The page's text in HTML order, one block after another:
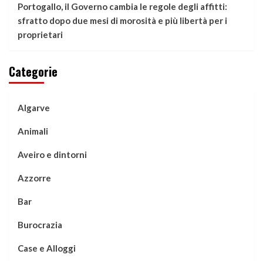
Portogallo, il Governo cambia le regole degli affitti:
sfratto dopo due mesi di morosità e più libertà per i
proprietari
Categorie
Algarve
Animali
Aveiro e dintorni
Azzorre
Bar
Burocrazia
Case e Alloggi